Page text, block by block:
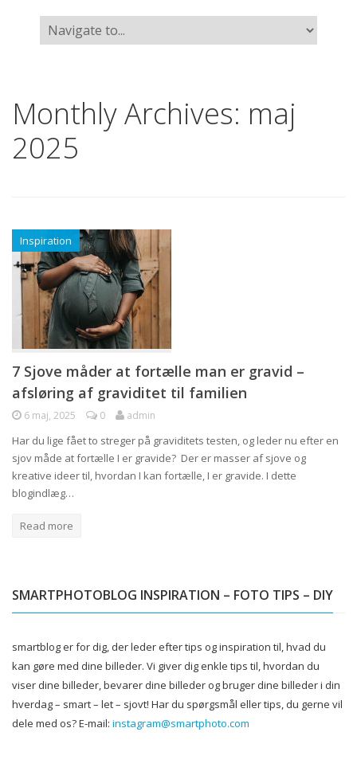
Monthly Archives: maj
2025
Inspiration
7 Sjove måder at fortælle man er gravid –
afsløring af graviditet til familien
6 maj, 2025 0 admin
Har du lige fået to streger på graviditets testen, og leder nu efter en
sjov måde at fortælle I er gravide? Der er masser af sjove og
kreative ideer til, hvordan I kan fortælle, I er gravide. I dette
blogindlæg…
Read more
SMARTPHOTOBLOG INSPIRATION – FOTO TIPS – DIY
smartblog er for dig, der leder efter tips og inspiration til, hvad du
kan gøre med dine billeder. Vi giver dig enkle tips til, hvordan du
viser dine billeder, bevarer dine billeder og bruger dine billeder i din
hverdag – smart – let – sjovt! Har du spørgsmål eller tips, du gerne vil
dele med os?E-mail: instagram@smartphoto.com